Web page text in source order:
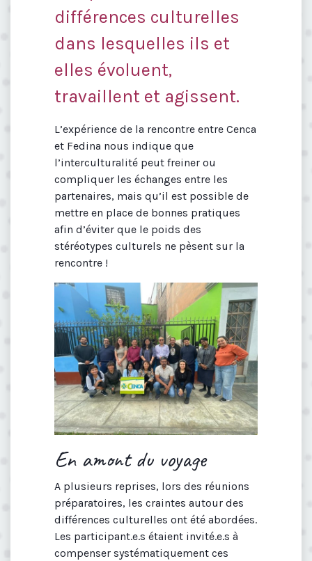
différences culturelles
dans lesquelles ils et
elles évoluent,
travaillent et agissent.
L’expérience de la rencontre entre Cenca
et Fedina nous indique que
l’interculturalité peut freiner ou
compliquer les échanges entre les
partenaires, mais qu’il est possible de
mettre en place de bonnes pratiques
afin d’éviter que le poids des
stéréotypes culturels ne pèsent sur la
rencontre !
En amont du voyage
A plusieurs reprises, lors des réunions
préparatoires, les craintes autour des
différences culturelles ont été abordées.
Les participant.e.s étaient invité.e.s à
compenser systématiquement ces